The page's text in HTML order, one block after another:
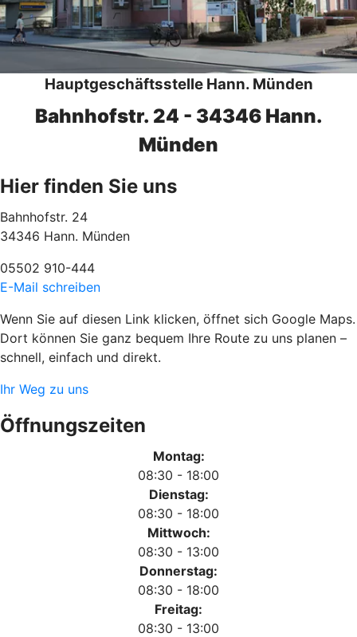
Hauptgeschäftsstelle Hann. Münden
Bahnhofstr. 24 - 34346 Hann.
Münden
Hier finden Sie uns
Bahnhofstr. 24
34346 Hann. Münden
05502 910-444
E-Mail schreiben
Wenn Sie auf diesen Link klicken, öffnet sich Google Maps.
Dort können Sie ganz bequem Ihre Route zu uns planen –
schnell, einfach und direkt.
Ihr Weg zu uns
Öffnungszeiten
Montag:
08:30 - 18:00
Dienstag:
08:30 - 18:00
Mittwoch:
08:30 - 13:00
Donnerstag:
08:30 - 18:00
Freitag:
08:30 - 13:00